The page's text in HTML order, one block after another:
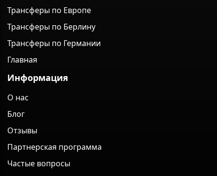
Трансферы по Европе
Трансферы по Берлину
Трансферы по Германии
Главная
Информация
О нас
Блог
Отзывы
Партнерская программа
Частые вопросы